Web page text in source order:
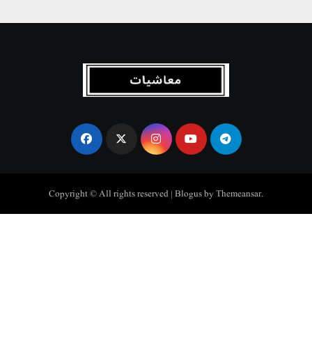
Copyright © All rights reserved |BlogusbyThemeansar.